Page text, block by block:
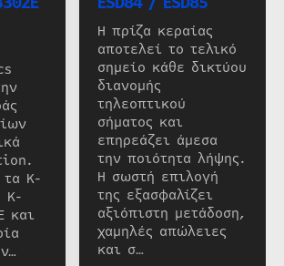
τα K-
K-
και
Η πρίζα κεραίας
αποτελεί το τελικό
σημείο κάθε δικτύου
διανομής
τηλεοπτικού
σήματος και
επηρεάζει άμεσα
την ποιότητα λήψης.
Η σωστή επιλογή
της εξασφαλίζει
αξιόπιστη μετάδοση,
χαμηλές απώλειες
και σ…